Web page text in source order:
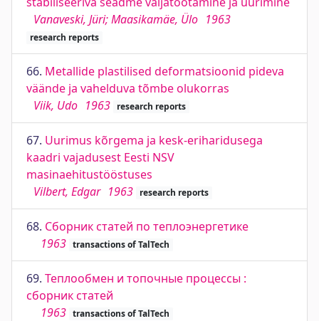
Vanaveski, Jüri; Maasikamäe, Ülo 1963
research reports
66. Metallide plastilised deformatsioonid pideva
väände ja vahelduva tõmbe olukorras
Viik, Udo 1963 research reports
67. Uurimus kõrgema ja kesk-eriharidusega
kaadri vajadusest Eesti NSV
masinaehitustööstuses
Vilbert, Edgar 1963 research reports
68. Сборник статей по теплоэнергетике
1963 transactions of TalTech
69. Теплообмен и топочные процессы :
сборник статей
1963 transactions of TalTech